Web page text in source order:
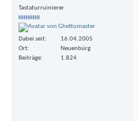
Tastaturruinierer
Dabei seit
16.04.2005
Ort
Neuenbürg
Beiträge
1.824